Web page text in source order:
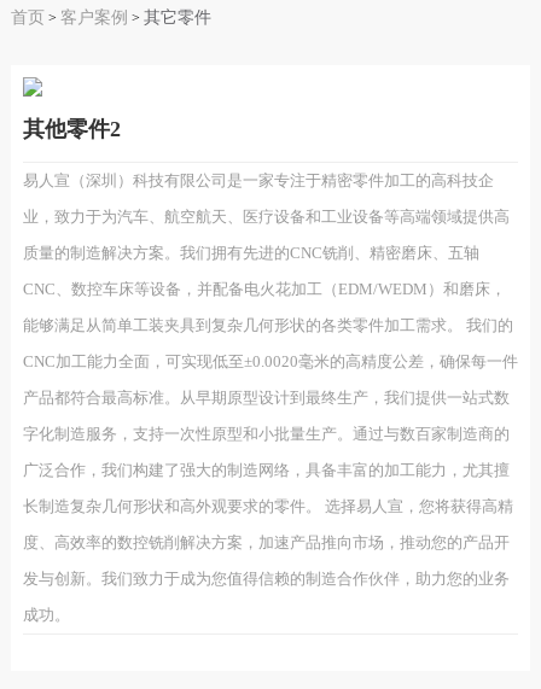
首页 > 客户案例 > 其它零件
其他零件2
易人宣（深圳）科技有限公司是一家专注于精密零件加工的高科技企
业，致力于为汽车、航空航天、医疗设备和工业设备等高端领域提供高
质量的制造解决方案。我们拥有先进的CNC铣削、精密磨床、五轴
CNC、数控车床等设备，并配备电火花加工（EDM/WEDM）和磨床，
能够满足从简单工装夹具到复杂几何形状的各类零件加工需求。 我们的
CNC加工能力全面，可实现低至±0.0020毫米的高精度公差，确保每一件
产品都符合最高标准。从早期原型设计到最终生产，我们提供一站式数
字化制造服务，支持一次性原型和小批量生产。通过与数百家制造商的
广泛合作，我们构建了强大的制造网络，具备丰富的加工能力，尤其擅
长制造复杂几何形状和高外观要求的零件。 选择易人宣，您将获得高精
度、高效率的数控铣削解决方案，加速产品推向市场，推动您的产品开
发与创新。我们致力于成为您值得信赖的制造合作伙伴，助力您的业务
成功。